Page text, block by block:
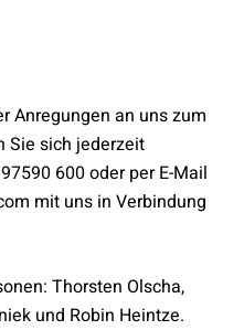
Anregungen an uns zum
Sie sich jederzeit
600 oder per E-Mail
mit uns in Verbindung
Thorsten Olscha,
und Robin Heintze.